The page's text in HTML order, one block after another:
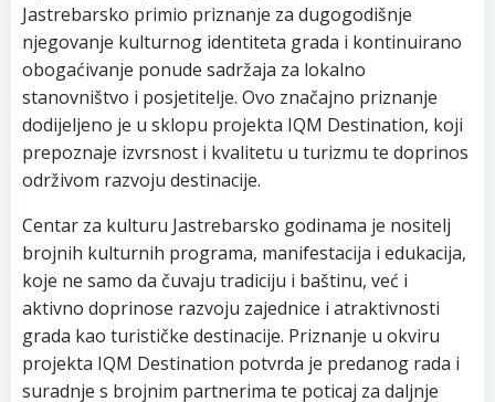
Jastrebarsko primio priznanje za dugogodišnje
njegovanje kulturnog identiteta grada i kontinuirano
obogaćivanje ponude sadržaja za lokalno
stanovništvo i posjetitelje. Ovo značajno priznanje
dodijeljeno je u sklopu projekta IQM Destination, koji
prepoznaje izvrsnost i kvalitetu u turizmu te doprinos
održivom razvoju destinacije.
Centar za kulturu Jastrebarsko godinama je nositelj
brojnih kulturnih programa, manifestacija i edukacija,
koje ne samo da čuvaju tradiciju i baštinu, već i
aktivno doprinose razvoju zajednice i atraktivnosti
grada kao turističke destinacije. Priznanje u okviru
projekta IQM Destination potvrda je predanog rada i
suradnje s brojnim partnerima te poticaj za daljnje